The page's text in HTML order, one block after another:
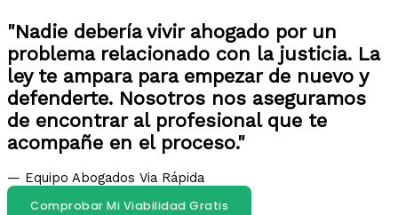
"Nadie debería vivir ahogado por un
problema relacionado con la justicia. La
ley te ampara para empezar de nuevo y
defenderte. Nosotros nos aseguramos
de encontrar al profesional que te
acompañe en el proceso."
— Equipo Abogados Via Rápida
Comprobar Mi Viabilidad Gratis